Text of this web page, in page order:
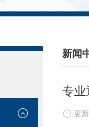
新闻
/
专业
更